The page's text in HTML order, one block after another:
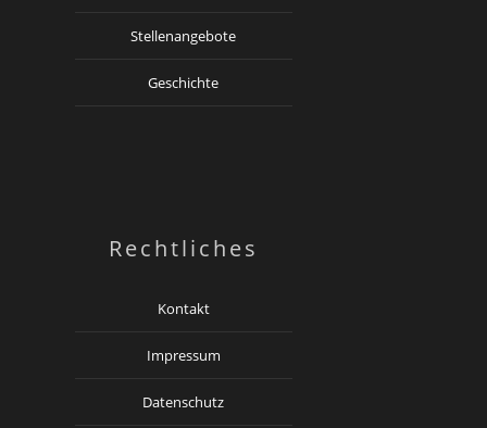
Stellenangebote
Geschichte
Rechtliches
Kontakt
Impressum
Datenschutz